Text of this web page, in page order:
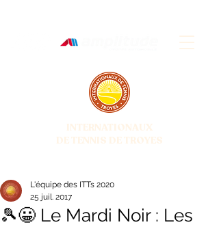
INTERNATIONAUX
DE TENNIS DE TROYES
🎾😀 Le Mardi Noir : Les
L'équipe des ITTs 2020
25 juil. 2017